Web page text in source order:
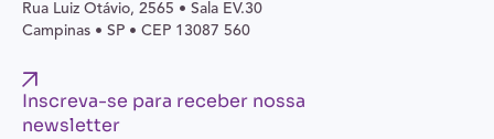
Rua Luiz Otávio, 2565 • Sala EV.30
Campinas • SP • CEP 13087 560
Inscreva-se para receber nossa
newsletter